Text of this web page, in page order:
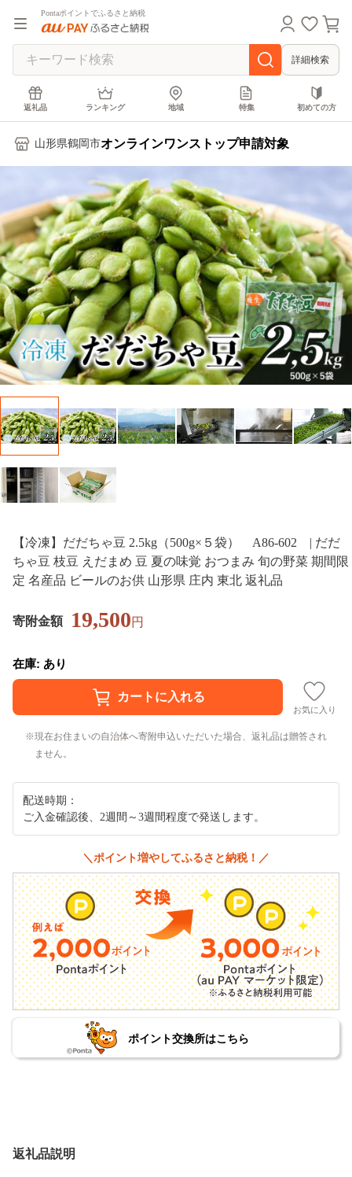
Pontaポイントでふるさと納税
詳細検索
返礼品 ランキング 地域 特集 初めての方
山形県鶴岡市オンラインワンストップ申請対象
【冷凍】だだちゃ豆 2.5kg（500g×５袋） A86-602 | だだ
ちゃ豆 枝豆 えだまめ 豆 夏の味覚 おつまみ 旬の野菜 期間限
定 名産品 ビールのお供 山形県 庄内 東北 返礼品
寄附金額 19,500円
在庫: あり
お気に入り
現在お住まいの自治体へ寄附申込いただいた場合、返礼品は贈答され
ません。
配送時期：
ご入金確認後、2週間～3週間程度で発送します。
＼ポイント増やしてふるさと納税！／
ポイント交換所はこちら
返礼品説明